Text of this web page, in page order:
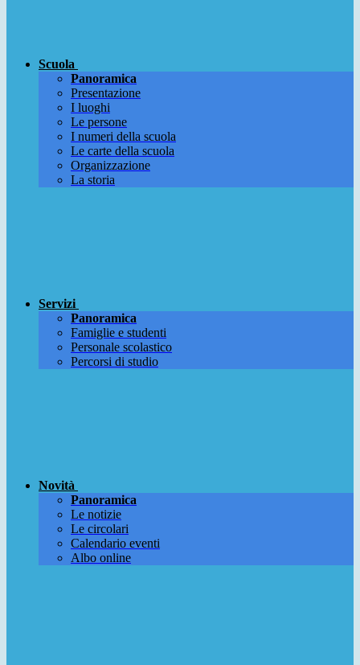
Scuola
Panoramica
Presentazione
I luoghi
Le persone
I numeri della scuola
Le carte della scuola
Organizzazione
La storia
Servizi
Panoramica
Famiglie e studenti
Personale scolastico
Percorsi di studio
Novità
Panoramica
Le notizie
Le circolari
Calendario eventi
Albo online